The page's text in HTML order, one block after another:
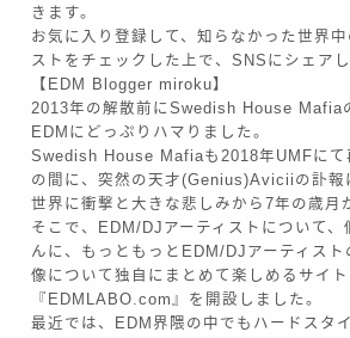
きます。
お気に入り登録して、知らなかった世界
ストをチェックした上で、SNSにシェア
【EDM Blogger miroku】
2013年の解散前にSwedish House Mafia
EDMにどっぷりハマりました。
Swedish House Mafiaも2018年UMFにて
の間に、突然の天才(Genius)Aviciiの訃報
世界に衝撃と大きな悲しみから7年の歳月
そこで、EDM/DJアーティストについて、
んに、もっともっとEDM/DJアーティス
像について独自にまとめて楽しめるサイ
『EDMLABO.com』を開設しました。
最近では、EDM界隈の中でもハードスタ